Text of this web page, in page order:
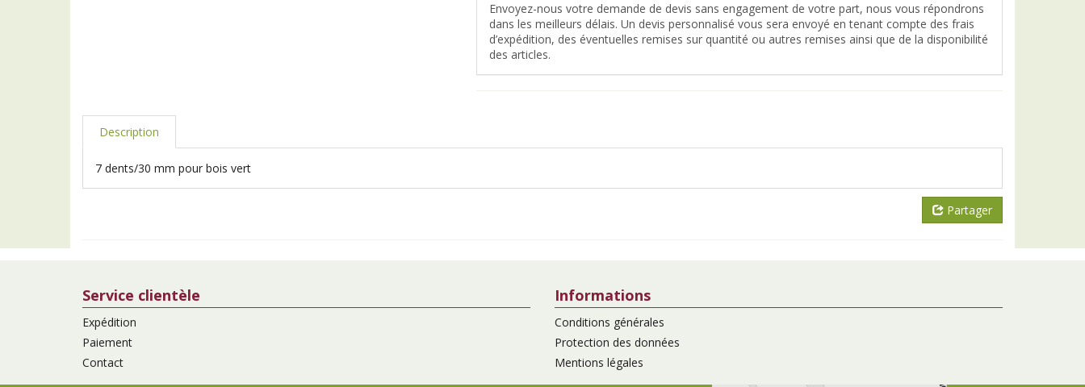
Envoyez-nous votre demande de devis sans engagement de votre part, nous vous répondrons
dans les meilleurs délais. Un devis personnalisé vous sera envoyé en tenant compte des frais
d’expédition, des éventuelles remises sur quantité ou autres remises ainsi que de la disponibilité
des articles.
Description
7 dents/30 mm pour bois vert
Partager
Service clientèle
Expédition
Paiement
Contact
Informations
Conditions générales
Protection des données
Mentions légales